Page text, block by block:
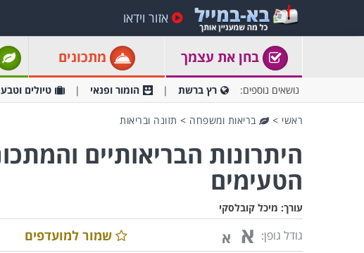
אזור וידאו
בחן את עצמך מתכונים
נושאים נוספים: רץ ברשת הומור ופנאי טיולים וטבע
ראשי > בריאות ומשפחה > תזונה ובריאות
הטעימים
עורך: מיכל קובלסקי
גודל גופן: א א שמור למועדפים